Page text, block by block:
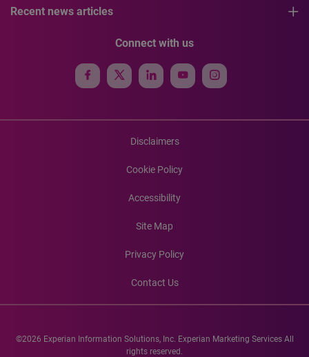
Recent news articles
Connect with us
Disclaimers
Cookie Policy
Accessibility
Site Map
Privacy Policy
Contact Us
©2026 Experian Information Solutions, Inc. Experian Marketing Services All
rights reserved.